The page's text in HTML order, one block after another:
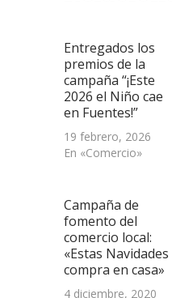
Entregados los
premios de la
campaña “¡Este
2026 el Niño cae
en Fuentes!”
19 febrero, 2026
En «Comercio»
Campaña de
fomento del
comercio local:
«Estas Navidades
compra en casa»
4 diciembre, 2020